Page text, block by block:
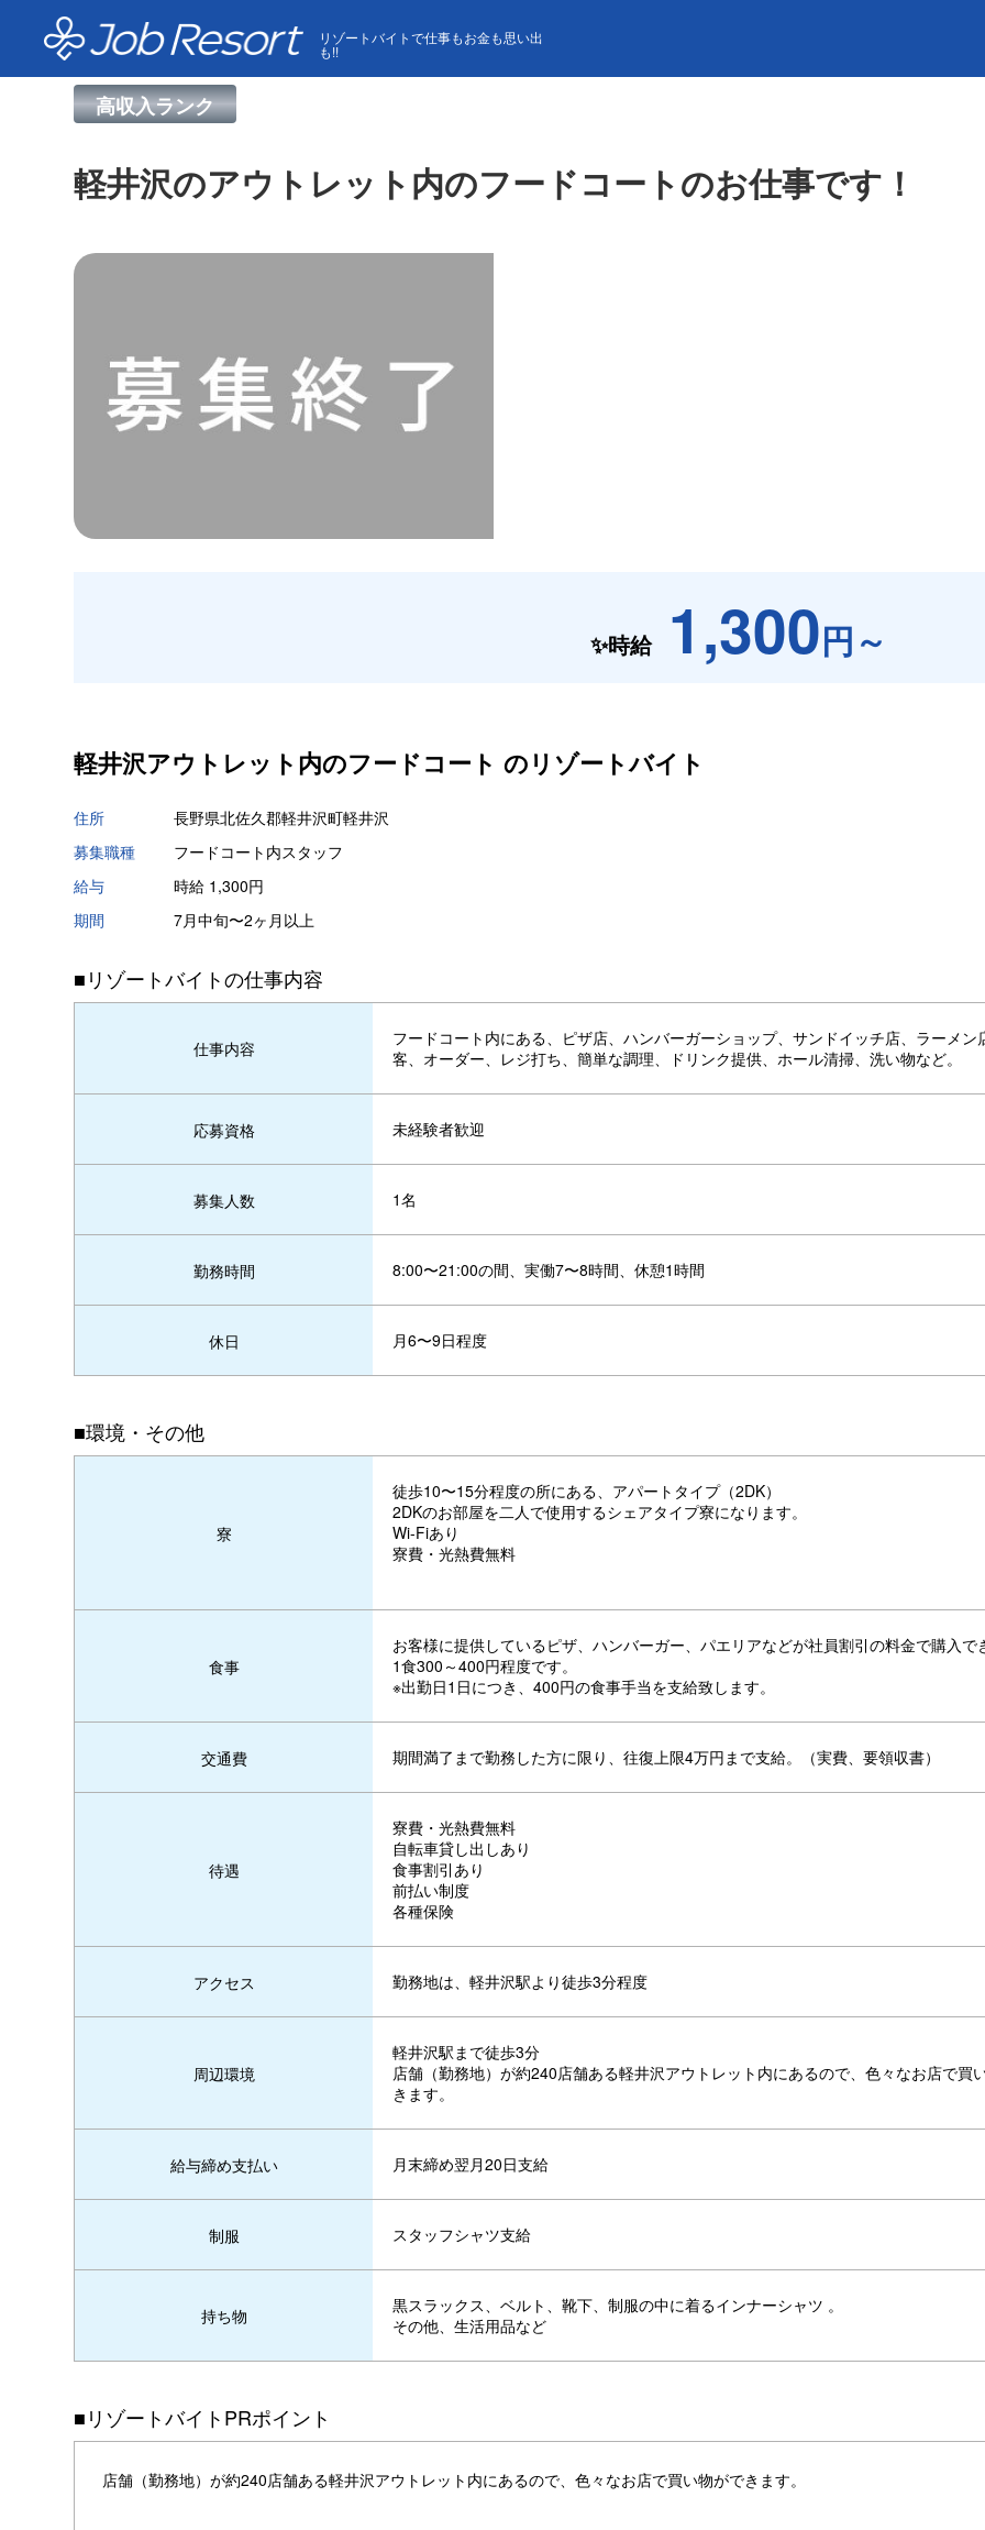
リゾートバイトで仕事もお金も思い出
も!!
HOME 求人一覧
高収入ランク
軽井沢のアウトレット内のフードコートのお仕事です！
✨時給 1,300円～
軽井沢アウトレット内のフードコート のリゾートバイト
住所
長野県北佐久郡軽井沢町軽井沢
募集職種
フードコート内スタッフ
給与
時給 1,300円
期間
7月中旬〜2ヶ月以上
■リゾートバイトの仕事内容
仕事内容
フードコート内にある、ピザ店、ハンバーガーショップ、サンドイッチ店、ラーメン
客、オーダー、レジ打ち、簡単な調理、ドリンク提供、ホール清掃、洗い物など。
応募資格 未経験者歓迎
募集人数 1名
勤務時間 8:00〜21:00の間、実働7〜8時間、休憩1時間
休日 月6〜9日程度
■環境・その他
寮
徒歩10〜15分程度の所にある、アパートタイプ（2DK）
2DKのお部屋を二人で使用するシェアタイプ寮になります。
Wi-Fiあり
寮費・光熱費無料
食事
お客様に提供しているピザ、ハンバーガー、パエリアなどが社員割引の料金で購入で
1食300～400円程度です。
※出勤日1日につき、400円の食事手当を支給致します。
交通費 期間満了まで勤務した方に限り、往復上限4万円まで支給。（実費、要領収書）
待遇
寮費・光熱費無料
自転車貸し出しあり
食事割引あり
前払い制度
各種保険
アクセス 勤務地は、軽井沢駅より徒歩3分程度
周辺環境
軽井沢駅まで徒歩3分
店舗（勤務地）が約240店舗ある軽井沢アウトレット内にあるので、色々なお店で買
きます。
給与締め支払い 月末締め翌月20日支給
制服 スタッフシャツ支給
持ち物
黒スラックス、ベルト、靴下、制服の中に着るインナーシャツ 。
その他、生活用品など
■リゾートバイトPRポイント
店舗（勤務地）が約240店舗ある軽井沢アウトレット内にあるので、色々なお店で買い物ができます。